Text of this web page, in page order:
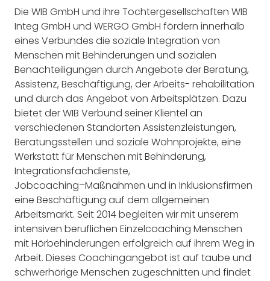
Die WIB GmbH und ihre Tochtergesellschaften WIB
Integ GmbH und WERGO GmbH fördern innerhalb
eines Verbundes die soziale Integration von
Menschen mit Behinderungen und sozialen
Benachteiligungen durch Angebote der Beratung,
Assistenz, Beschäftigung, der Arbeits- rehabilitation
und durch das Angebot von Arbeitsplätzen. Dazu
bietet der WIB Verbund seinerKlientel an
verschiedenen Standorten Assistenzleistungen,
Beratungsstellen und soziale Wohnprojekte, eine
WerkstattfürMenschen mitBehinderung,
Integrationsfachdienste,
Jobcoaching–Maßnahmen und in Inklusionsfirmen
eine Beschäftigung auf dem allgemeinen
Arbeitsmarkt. Seit 2014begleiten wir mit unserem
intensiven beruflichen Einzelcoaching Menschen
mitHörbehinderungen erfolgreich auf ihrem Weg in
Arbeit. Dieses Coachingangebotist auf taube und
schwerhörige Menschen zugeschnitten und findet